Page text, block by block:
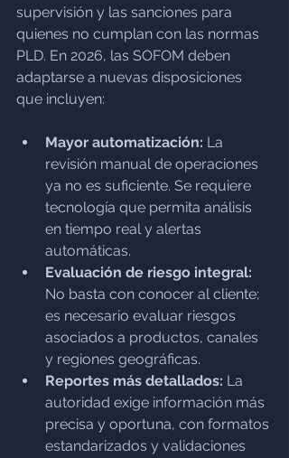
supervisión y las sanciones para
quienes no cumplan con las normas
PLD. En 2026, las SOFOM deben
adaptarse a nuevas disposiciones
que incluyen:
Mayor automatización: La
revisión manual de operaciones
ya no es suficiente. Se requiere
tecnología que permita análisis
en tiempo real y alertas
automáticas.
Evaluación de riesgo integral:
No basta con conocer al cliente;
es necesario evaluar riesgos
asociados a productos, canales
y regiones geográficas.
Reportes más detallados: La
autoridad exige información más
precisa y oportuna, con formatos
estandarizados y validaciones